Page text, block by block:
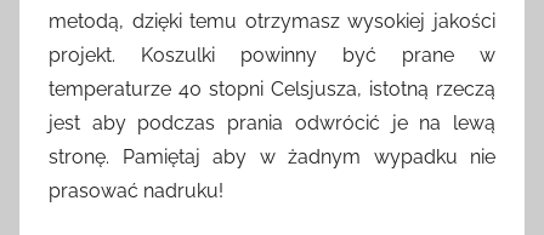
metodą, dzięki temu otrzymasz wysokiej jakości
projekt. Koszulki powinny być prane w
temperaturze 40 stopni Celsjusza, istotną rzeczą
jest aby podczas prania odwrócić je na lewą
stronę. Pamiętaj aby w żadnym wypadku nie
prasować nadruku!